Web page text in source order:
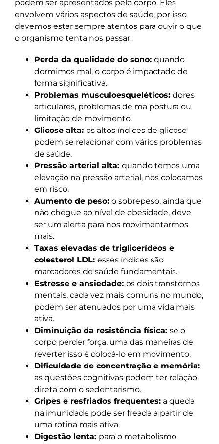
podem ser apresentados pelo corpo. Eles
envolvem vários aspectos de saúde, por isso
devemos estar sempre atentos para ouvir o que
o organismo tenta nos passar.
Perda da qualidade do sono: quando
dormimos mal, o corpo é impactado de
forma significativa.
Problemas musculoesqueléticos: dores
articulares, problemas de má postura ou
limitação de movimento.
Glicose alta: os altos índices de glicose
podem se relacionar com vários problemas
de saúde.
Pressão arterial alta: quando temos uma
elevação na pressão arterial, nos colocamos
em risco.
Aumento de peso: o sobrepeso, ainda que
não chegue ao nível de obesidade, deve
ser um alerta para nos movimentarmos
mais.
Taxas elevadas de triglicerídeos e
colesterol LDL: esses índices são
marcadores de saúde fundamentais.
Estresse e ansiedade: os dois transtornos
mentais, cada vez mais comuns no mundo,
podem ser atenuados por uma vida mais
ativa.
Diminuição da resistência física: se o
corpo perder força, uma das maneiras de
reverter isso é colocá-lo em movimento.
Dificuldade de concentração e memória:
as questões cognitivas podem ter relação
direta com o sedentarismo.
Gripes e resfriados frequentes:a queda
na imunidade pode ser freada a partir de
uma rotina mais ativa.
Digestão lenta: para o metabolismo